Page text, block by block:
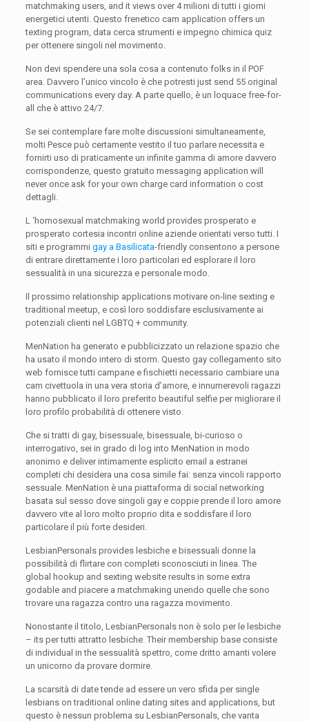
matchmaking users, and it views over 4 milioni di tutti i giorni
energetici utenti. Questo frenetico cam application offers un
texting program, data cerca strumenti e impegno chimica quiz
per ottenere singoli nel movimento.
Non devi spendere una sola cosa a contenuto folks in il POF
area. Davvero l’unico vincolo è che potresti just send 55 original
communications every day. A parte quello, è un loquace free-for-
all che è attivo 24/7.
Se sei contemplare fare molte discussioni simultaneamente,
molti Pesce può certamente vestito il tuo parlare necessita e
fornirti uso di praticamente un infinite gamma di amore davvero
corrispondenze, questo gratuito messaging application will
never once ask for your own charge card information o cost
dettagli.
L ‘homosexual matchmaking world provides prosperato e
prosperato cortesia incontri online aziende orientati verso tutti. I
siti e programmi gay a Basilicata-friendly consentono a persone
di entrare direttamente i loro particolari ed esplorare il loro
sessualità in una sicurezza e personale modo.
Il prossimo relationship applications motivare on-line sexting e
traditional meetup, e così loro soddisfare esclusivamente ai
potenziali clienti nel LGBTQ + community.
MenNation ha generato e pubblicizzato un relazione spazio che
ha usato il mondo intero di storm. Questo gay collegamento sito
web fornisce tutti campane e fischietti necessario cambiare una
cam civettuola in una vera storia d’amore, e innumerevoli ragazzi
hanno pubblicato il loro preferito beautiful selfie per migliorare il
loro profilo probabilità di ottenere visto.
Che si tratti di gay, bisessuale, bisessuale, bi-curioso o
interrogativo, sei in grado di log into MenNation in modo
anonimo e deliver intimamente esplicito email a estranei
completi chi desidera una cosa simile fai: senza vincoli rapporto
sessuale. MenNation è una piattaforma di social networking
basata sul sesso dove singoli gay e coppie prende il loro amore
davvero vite al loro molto proprio dita e soddisfare il loro
particolare il più forte desideri.
LesbianPersonals provides lesbiche e bisessuali donne la
possibilità di flirtare con completi sconosciuti in linea. The
global hookup and sexting website results in some extra
godable and piacere a matchmaking unendo quelle che sono
trovare una ragazza contro una ragazza movimento.
Nonostante il titolo, LesbianPersonals non è solo per le lesbiche
– its per tutti attratto lesbiche. Their membership base consiste
di individual in the sessualità spettro, come dritto amanti volere
un unicorno da provare dormire.
La scarsità di date tende ad essere un vero sfida per single
lesbians on traditional online dating sites and applications, but
questo è nessun problema su LesbianPersonals, che vanta